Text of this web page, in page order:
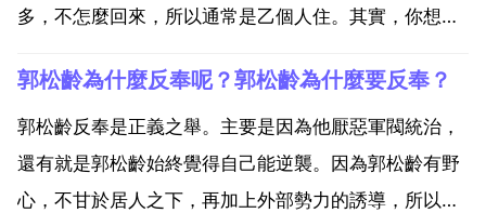
多，不怎麼回來，所以通常是乙個人住。其實，你想開
了。感覺到很無助。慢慢地，爸爸告訴我 這或許對媽媽
來說是一種解脫，爸爸也接受不了，但必須面對事實，
媽媽會在...
郭松齡為什麼反奉呢？郭松齡為什麼要反奉？
郭松齡反奉是正義之舉。主要是因為他厭惡軍閥統治，
還有就是郭松齡始終覺得自己能逆襲。因為郭松齡有野
心，不甘於居人之下，再加上外部勢力的誘導，所以他